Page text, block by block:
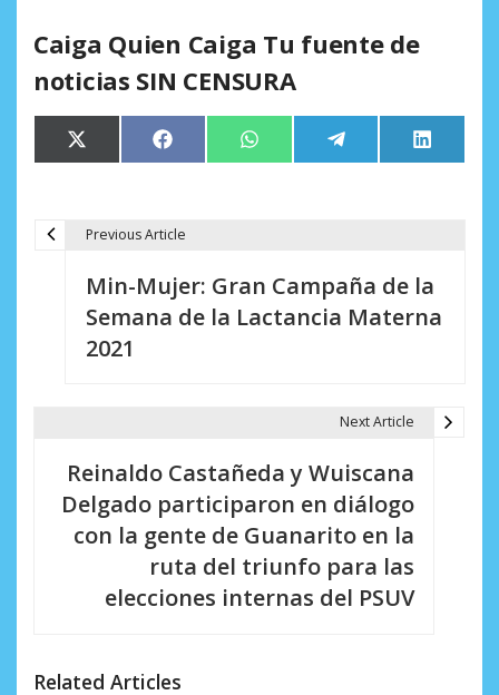
Caiga Quien Caiga Tu fuente de
noticias SIN CENSURA
Compartir
en
X
(Twitter)
Compartir
en
Facebook Compartir
en
WhatsApp Compartir
en
Telegram
en
LinkedIn
Previous Article
Min-Mujer: Gran Campaña de la
Semana de la Lactancia Materna
2021
Next Article
Reinaldo Castañeda y Wuiscana
Delgado participaron en diálogo
con la gente de Guanarito en la
ruta del triunfo para las
elecciones internas del PSUV
Related Articles